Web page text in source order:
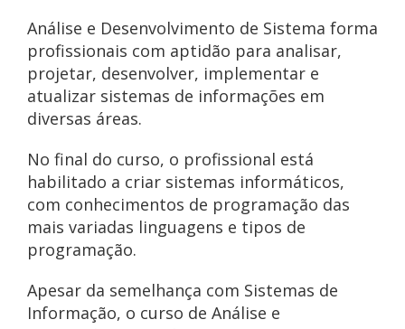
Análise e Desenvolvimento de Sistema forma
profissionais com aptidão para analisar,
projetar, desenvolver, implementar e
atualizar sistemas de informações em
diversas áreas.
No final do curso, o profissional está
habilitado a criar sistemas informáticos,
com conhecimentos de programação das
mais variadas linguagens e tipos de
programação.
Apesar da semelhança com Sistemas de
Informação, o curso de Análise e